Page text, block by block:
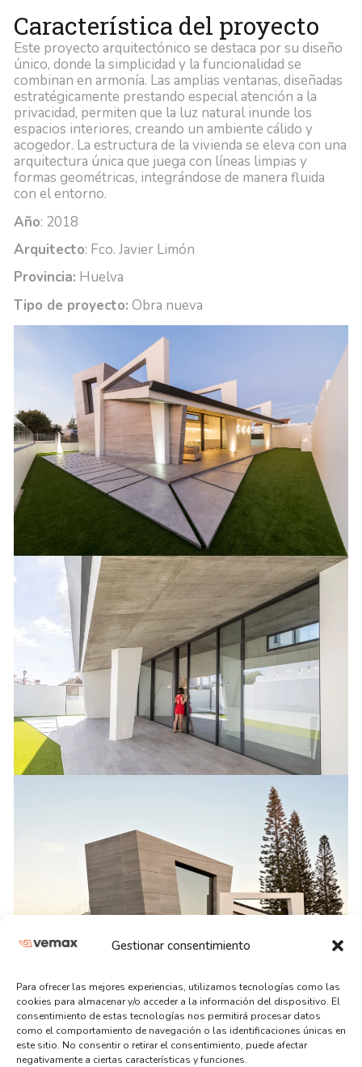
Gestionar consentimiento
Para ofrecer las mejores experiencias, utilizamos tecnologías como las
cookies para almacenar y/o acceder a la información del dispositivo. El
consentimiento de estas tecnologías nos permitirá procesar datos
como el comportamiento de navegación o las identificaciones únicas en
este sitio. No consentir o retirar el consentimiento, puede afectar
negativamente a ciertas características y funciones.
Característica del proyecto
Este proyecto arquitectónico se destaca por su diseño
único, donde la simplicidad y la funcionalidad se
combinan en armonía. Las amplias ventanas, diseñadas
estratégicamente prestando especial atención a la
privacidad, permiten que la luz natural inunde los
espacios interiores, creando un ambiente cálido y
acogedor. La estructura de la vivienda se eleva con una
arquitectura única que juega con líneas limpias y
formas geométricas, integrándose de manera fluida
con el entorno.
Año: 2018
Arquitecto: Fco. Javier Limón
Provincia: Huelva
Tipo de proyecto: Obra nueva